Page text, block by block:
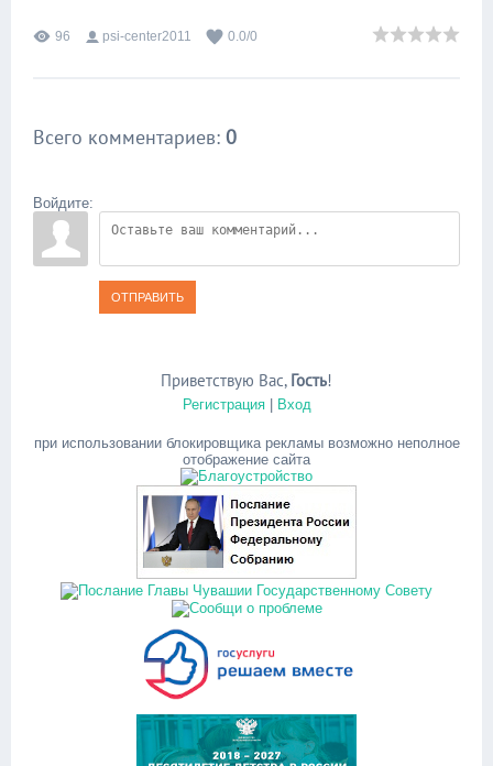
96 psi-center2011 0.0/0
Всего комментариев: 0
Войдите:
ОТПРАВИТЬ
Приветствую Вас, Гость!
Регистрация| Вход
при использовании блокировщика рекламы возможно неполное
отображение сайта